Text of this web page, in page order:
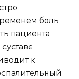
боль
пациента
к